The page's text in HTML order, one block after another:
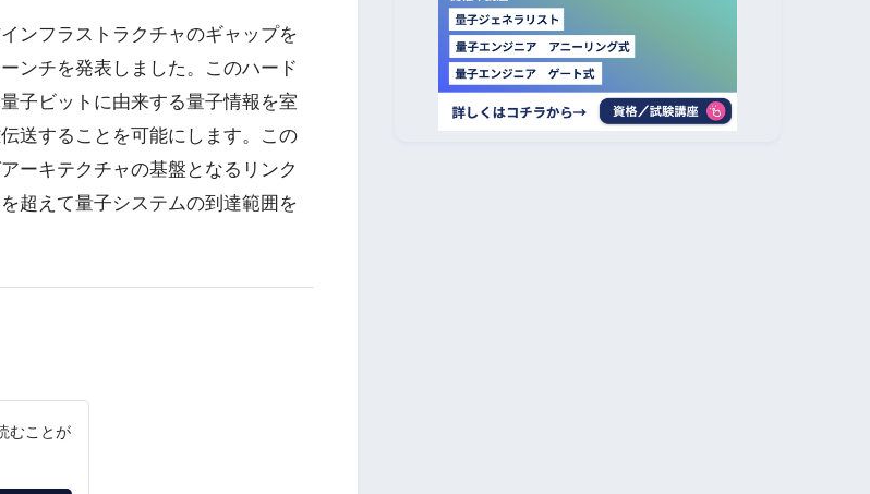
ンフラストラクチャのギャップを
ンチを発表しました。このハード
子ビットに由来する量子情報を室
送することを可能にします。この
ーキテクチャの基盤となるリンク
超えて量子システムの到達範囲を
むことが